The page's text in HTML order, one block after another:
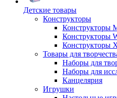
Детские товары
Конструкторы
Конструкторы
Конструкторы
Конструкторы
Товары для
Наборы для
Наборы для
Канцелярия
Игрушки